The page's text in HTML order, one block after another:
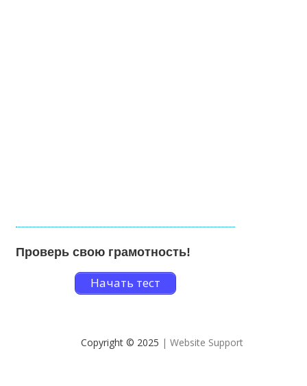
Проверь свою грамотность!
Начать тест
Copyright © 2025 | Website Support